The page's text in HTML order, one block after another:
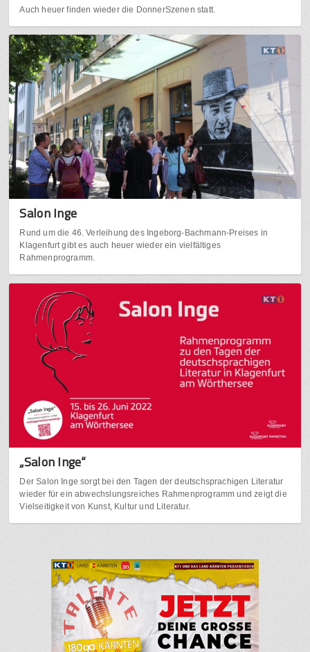
Auch heuer finden wieder die DonnerSzenen statt.
Salon Inge
Rund um die 46. Verleihung des Ingeborg-Bachmann-Preises in
Klagenfurt gibt es auch heuer wieder ein vielfältiges
Rahmenprogramm.
„Salon Inge“
Der Salon Inge sorgt bei den Tagen der deutschsprachigen Literatur
wieder für ein abwechslungsreiches Rahmenprogramm und zeigt die
Vielseitigkeit von Kunst, Kultur und Literatur.